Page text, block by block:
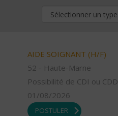
AIDE SOIGNANT (H/F)
52 - Haute-Marne
Possibilité de CDI ou CDD
01/08/2026
POSTULER